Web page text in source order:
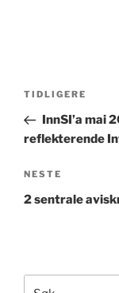
Forrige
innlegg
TIDLIGERE
InnSI’a mai
reflekterende
Neste
innlegg
NESTE
2 sentrale